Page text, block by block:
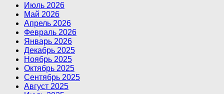
Июль 2026
Май 2026
Апрель 2026
Февраль 2026
Январь 2026
Декабрь 2025
Ноябрь 2025
Октябрь 2025
Сентябрь 2025
Август 2025